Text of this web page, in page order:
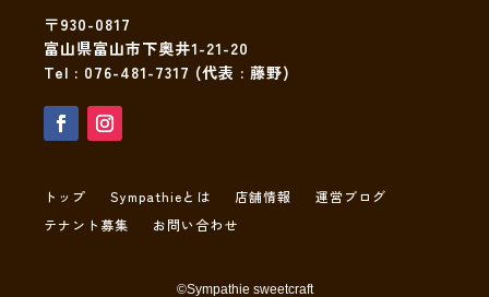
〒930-0817
富山県富山市下奥井1-21-20
Tel : 076-481-7317 (代表 : 藤野)
トップ Sympathieとは 店舗情報
運営ブログ
テナント募集
お問い合わせ
©︎Sympathie sweetcraft